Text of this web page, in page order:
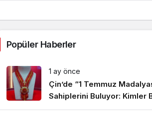
Popüler Haberler
1 ay önce
Çin’de “1 Temmuz
Sahiplerini Buluyor: Kimler
Onura Layık Görüldü?